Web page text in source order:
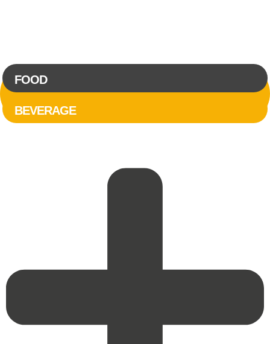
FOOD
BEVERAGE